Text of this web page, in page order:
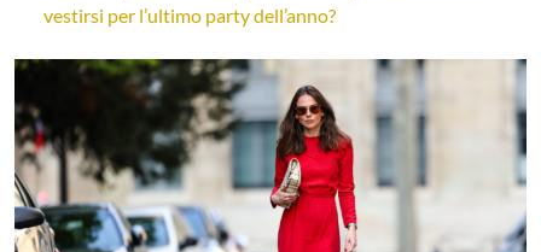
vestirsi per l’ultimo party dell’anno?